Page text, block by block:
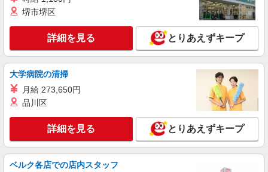
堺市堺区
詳細を見る とりあえずキープ
大学病院の清掃
月給 273,650円
品川区
詳細を見る とりあえずキープ
ベルク各店での店内スタッフ